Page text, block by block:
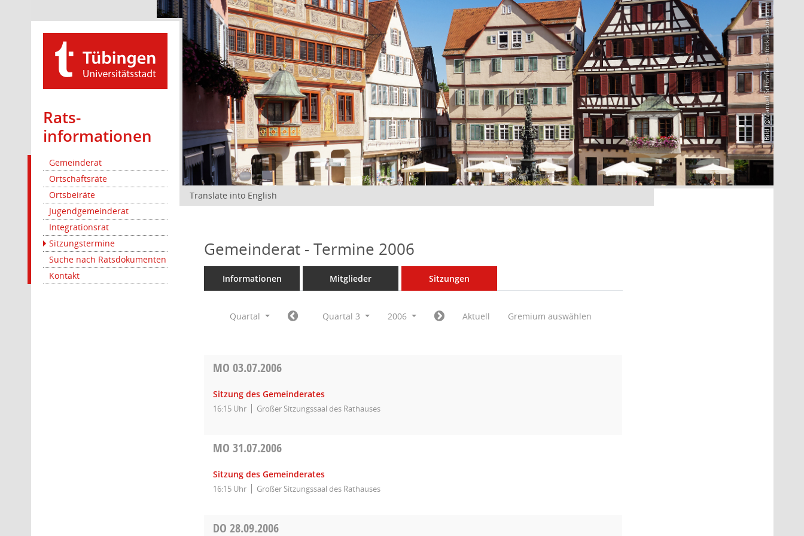
Rats­
informationen
Gemeinderat
Ortschaftsräte
Ortsbeiräte
Jugendgemeinderat
Integrationsrat
Sitzungstermine
Suche nach Ratsdokumenten
Kontakt
Bild: @Manuel Schönfeld – stock.adobe.com
Translate into English
Gemeinderat - Termine 2006
Informationen Mitglieder Sitzungen
Quartal Quartal 3 2006 Aktuell Gremium auswählen
MO03.07.2006
Sitzung des Gemeinderates
16:15 Uhr Großer Sitzungssaal des Rathauses
MO31.07.2006
Sitzung des Gemeinderates
16:15 Uhr Großer Sitzungssaal des Rathauses
DO28.09.2006